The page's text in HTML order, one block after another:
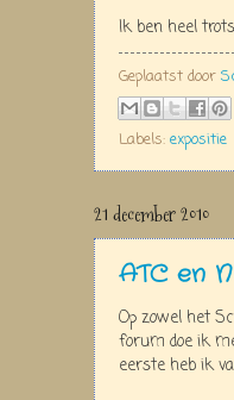
Ik ben heel
Geplaatst door
Labels: expositie
21 december 2010
ATC en
Op zowel het
forum doe ik
eerste heb ik